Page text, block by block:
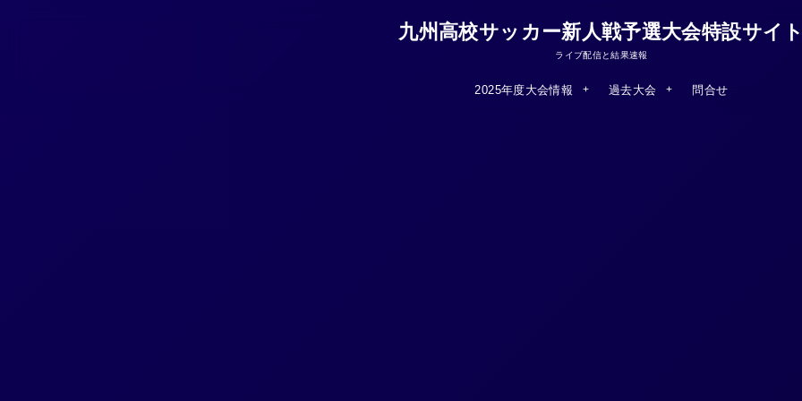
九州高校サッカー新人戦予選大会特設サイ
ライブ配信と結果速報
2025年度大会情報 過去大会 問合せ